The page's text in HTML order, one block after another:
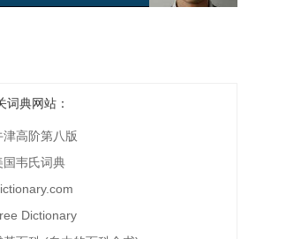
词典网站：
津高阶第八版
国韦氏词典
Dictionary